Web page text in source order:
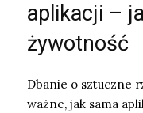
aplikacji –
żywotność
Dbanie o sztuczne
ważne, jak sama